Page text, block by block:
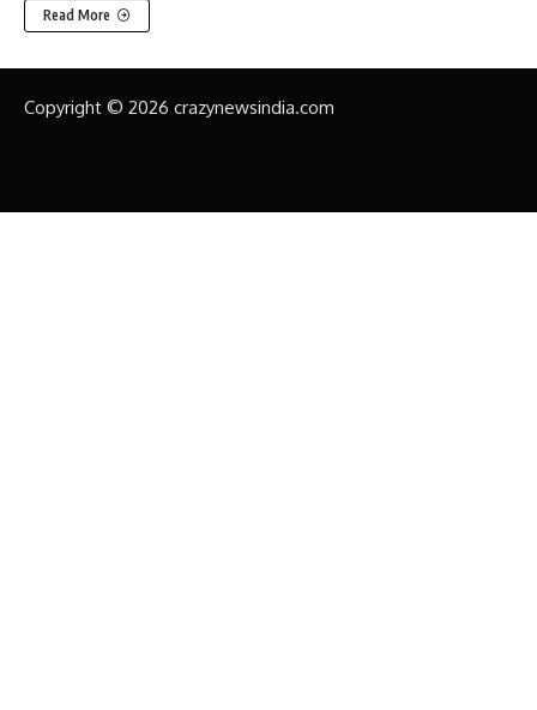
Read More
Copyright © 2026 crazynewsindia.com